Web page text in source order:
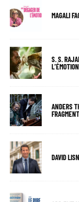
MAGALI
S. S.
ANDERS
DAVID